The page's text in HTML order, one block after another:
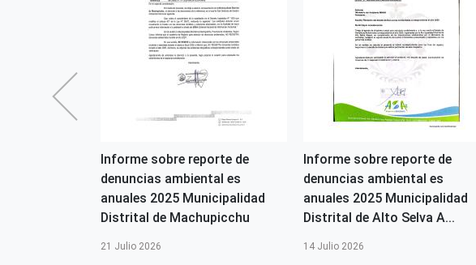
Informe sobre reporte de
denuncias ambiental es
anuales 2025 Municipalidad
Distrital de Machupicchu
21 Julio 2026
Informe sobre reporte de
denuncias ambiental es
anuales 2025 Municipalidad
Distrital de Alto Selva A...
14 Julio 2026